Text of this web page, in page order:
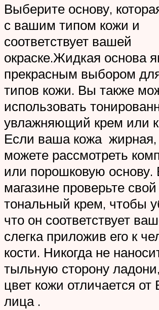
Выберите основу,
с вашим типом кожи и
соответствует вашей
окраске.Жидкая основа
прекрасным выбором
типов кожи. Вы также
использовать
увлажняющий крем или
Если ваша кожа
можете рассмотреть
или порошковую основу.
магазине проверьте свой
тональный крем, чтобы
что он соответствует
слегка приложив его к
кости. Никогда не
тыльную сторону
цвет кожи отличается от
лица .